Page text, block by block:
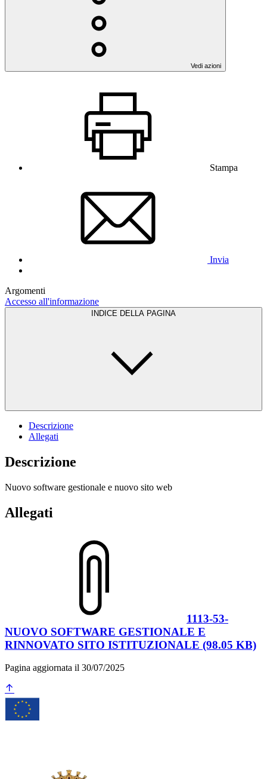
Vedi azioni
Stampa
Invia
Argomenti
Accesso all'informazione
INDICE DELLA PAGINA
Descrizione
Allegati
Descrizione
Nuovo software gestionale e nuovo sito web
Allegati
1113-53-
NUOVO SOFTWARE GESTIONALE E
RINNOVATO SITO ISTITUZIONALE (98.05 KB)
Pagina aggiornata il 30/07/2025